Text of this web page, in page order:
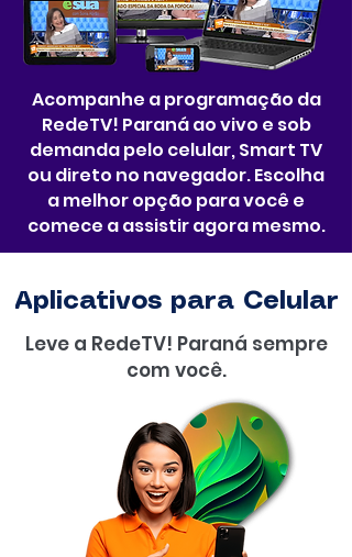
Acompanhe a programação da
RedeTV! Paraná ao vivo e sob
demanda pelo celular, Smart TV
ou direto no navegador. Escolha
a melhor opção para você e
comece a assistir agora mesmo.
Aplicativos para Celular
Leve a RedeTV! Paraná sempre
com você.